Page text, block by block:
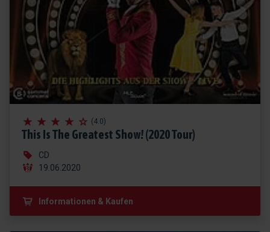
(4.0)
This Is The Greatest Show! (2020 Tour)
CD
19.06.2020
Informationen & Kaufen